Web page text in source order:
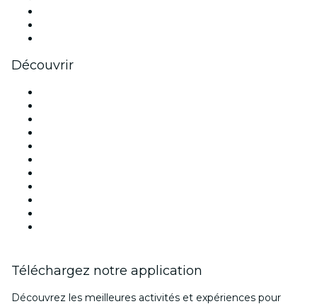
Découvrir
Téléchargez notre application
Découvrez les meilleures activités et expériences pour